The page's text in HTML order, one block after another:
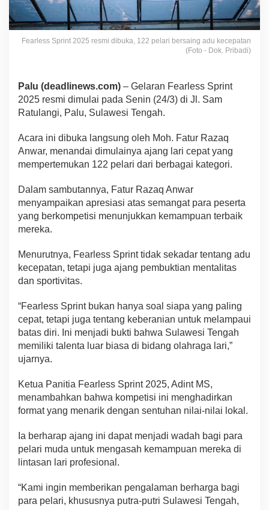
Fearless Sprint 2025 resmi dibuka, 122 pelari bersaing adu kecepatan
(Foto - Dok. Pribadi)
Palu (deadlinews.com) – Gelaran Fearless Sprint
2025 resmi dimulai pada Senin (24/3) di Jl. Sam
Ratulangi, Palu, Sulawesi Tengah.
Acara ini dibuka langsung oleh Moh. Fatur Razaq
Anwar, menandai dimulainya ajang lari cepat yang
mempertemukan 122 pelari dari berbagai kategori.
Dalam sambutannya, Fatur Razaq Anwar
menyampaikan apresiasi atas semangat para peserta
yang berkompetisi menunjukkan kemampuan terbaik
mereka.
Menurutnya, Fearless Sprint tidak sekadar tentang adu
kecepatan, tetapi juga ajang pembuktian mentalitas
dan sportivitas.
“Fearless Sprint bukan hanya soal siapa yang paling
cepat, tetapi juga tentang keberanian untuk melampaui
batas diri. Ini menjadi bukti bahwa Sulawesi Tengah
memiliki talenta luar biasa di bidang olahraga lari,”
ujarnya.
Ketua Panitia Fearless Sprint 2025, Adint MS,
menambahkan bahwa kompetisi ini menghadirkan
format yang menarik dengan sentuhan nilai-nilai lokal.
Ia berharap ajang ini dapat menjadi wadah bagi para
pelari muda untuk mengasah kemampuan mereka di
lintasan lari profesional.
“Kami ingin memberikan pengalaman berharga bagi
para pelari, khususnya putra-putri Sulawesi Tengah,